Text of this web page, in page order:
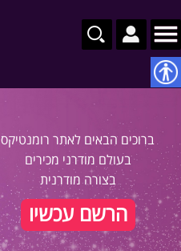
ברוכים הבאים לאתר רומנטיקס
בעולם מודרני מכירים
בצורה מודרנית
הרשם עכשיו